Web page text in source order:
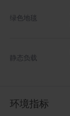
绿色地毯
静态负载
环境指标